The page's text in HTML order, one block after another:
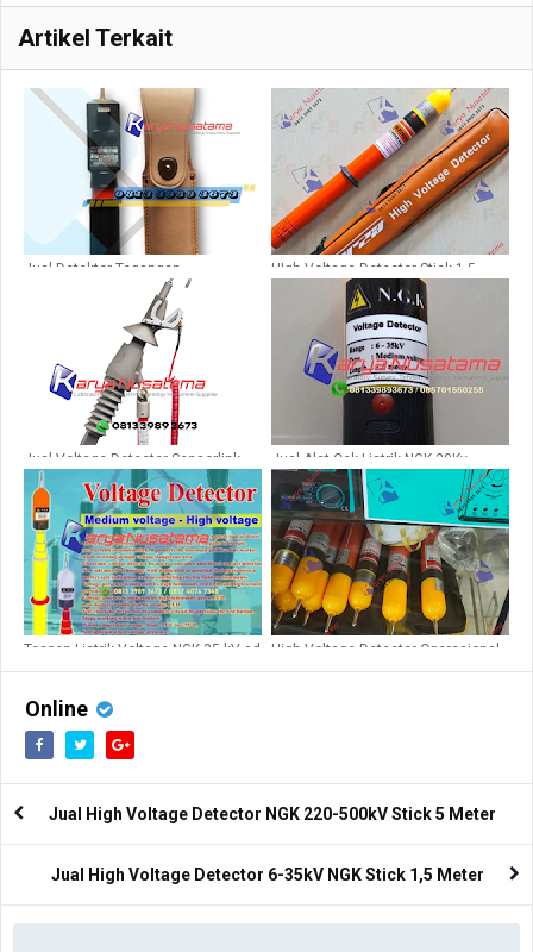
Artikel Terkait
Jual Detektor Tegangan
HASEGAWA HSS- 25B
HIgh Voltage Detector Stick 1,5
Meter Forza FVD-35
Jual Voltage Detector Sensorlink
Radio 20kv di Surabaya
Jual Alat Cek Listrik NGK 20Kv
Model Tarik di Magetan
Tespen Listrik Voltage NGK 35 kV sd
High Voltage Detector Operasional
Online
Jual High Voltage Detector NGK 220-500kV Stick 5 Meter
Jual High Voltage Detector 6-35kV NGK Stick 1,5 Meter